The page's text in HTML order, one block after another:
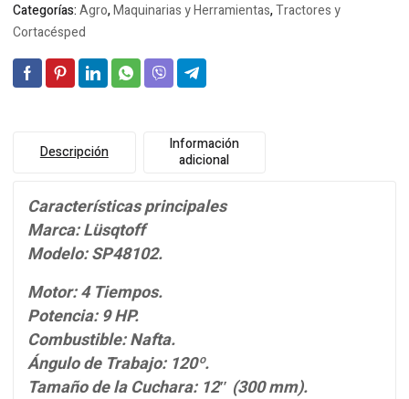
Categorías:Agro,Maquinarias y Herramientas,Tractores y
Cortacésped
Descripción
Información
adicional
Características principales
Marca: Lüsqtoff
Modelo: SP48102.
Motor: 4 Tiempos.
Potencia: 9 HP.
Combustible: Nafta.
Ángulo de Trabajo: 120º.
Tamaño de la Cuchara: 12″ (300 mm).